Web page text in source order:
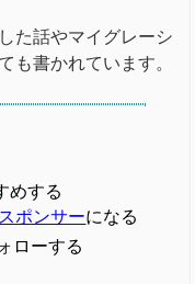
た話やマイグレーシ
も書かれています。
めする
ポンサーになる
ローする